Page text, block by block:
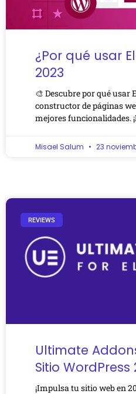
¿Por qué usar
2023
🎨 Descubre por qué usar
constructor de páginas
mejores funcionalidades.
Misael Salum 23
REVIEWS
Ultimate
Sitio WordPress
¡Impulsa tu sitio web en